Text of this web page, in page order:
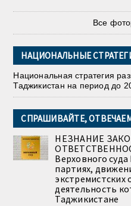
Все
НАЦИОНАЛЬНЫЕ
Национальная стратегия
Таджикистан на период до
СПРАШИВАЙТЕ,
НЕЗНАНИЕ
Верховного
партиях,
экстремистских
деятельность
Таджикистане